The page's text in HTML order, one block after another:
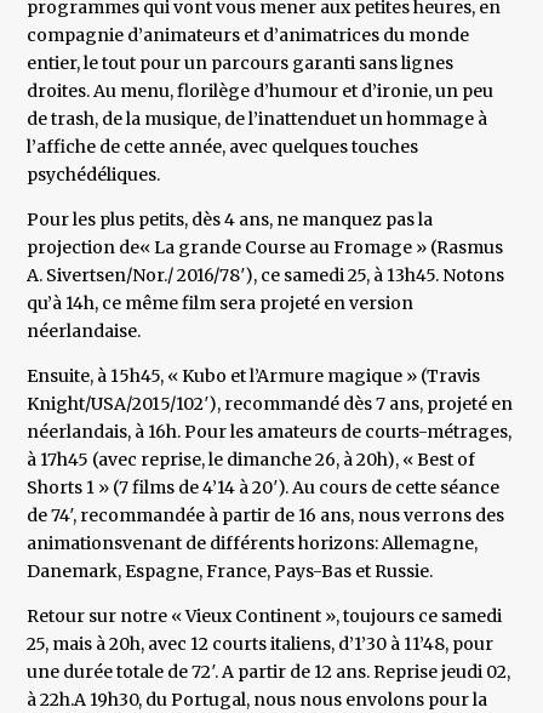
programmes qui vont vous mener aux petites heures, en
compagnie d’animateurs et d’animatrices du monde
entier, le tout pour un parcours garanti sans lignes
droites. Au menu, florilège d’humour et d’ironie, un peu
de trash, de la musique, de l’inattenduet un hommage à
l’affiche de cette année, avec quelques touches
psychédéliques.
Pour les plus petits, dès 4 ans, ne manquez pas la
projection de« La grande Course au Fromage » (Rasmus
A. Sivertsen/Nor./ 2016/78′), ce samedi 25, à 13h45. Notons
qu’à 14h, ce même film sera projeté en version
néerlandaise.
Ensuite, à 15h45, « Kubo et l’Armure magique » (Travis
Knight/USA/2015/102′), recommandé dès 7 ans, projeté en
néerlandais, à 16h. Pour les amateurs de courts-métrages,
à 17h45 (avec reprise, le dimanche 26, à 20h), « Best of
Shorts 1 » (7 films de 4’14 à 20′). Au cours de cette séance
de 74′, recommandée à partir de 16 ans, nous verrons des
animationsvenant de différents horizons: Allemagne,
Danemark, Espagne, France, Pays-Bas et Russie.
Retour sur notre « Vieux Continent », toujours ce samedi
25, mais à 20h, avec 12 courts italiens, d’1’30 à 11’48, pour
une durée totale de 72′. A partir de 12 ans. Reprise jeudi 02,
à 22h.A 19h30, du Portugal, nous nous envolons pour la